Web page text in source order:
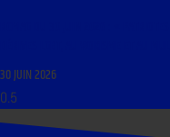
30 JUIN 2026